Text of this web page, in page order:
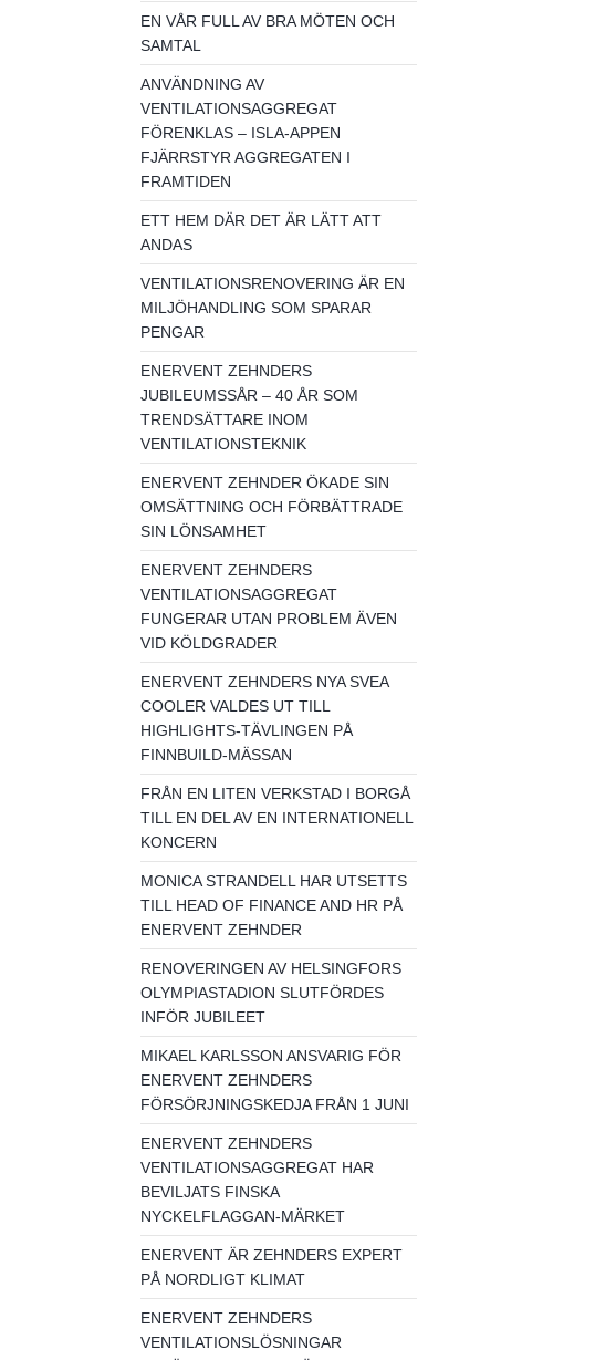
EN VÅR FULL AV BRA MÖTEN OCH
SAMTAL
ANVÄNDNING AV
VENTILATIONSAGGREGAT
FÖRENKLAS – ISLA-APPEN
FJÄRRSTYR AGGREGATEN I
FRAMTIDEN
ETT HEM DÄR DET ÄR LÄTT ATT
ANDAS
VENTILATIONSRENOVERING ÄR EN
MILJÖHANDLING SOM SPARAR
PENGAR
ENERVENT ZEHNDERS
JUBILEUMSSÅR – 40 ÅR SOM
TRENDSÄTTARE INOM
VENTILATIONSTEKNIK
ENERVENT ZEHNDER ÖKADE SIN
OMSÄTTNING OCH FÖRBÄTTRADE
SIN LÖNSAMHET
ENERVENT ZEHNDERS
VENTILATIONSAGGREGAT
FUNGERAR UTAN PROBLEM ÄVEN
VID KÖLDGRADER
ENERVENT ZEHNDERS NYA SVEA
COOLER VALDES UT TILL
HIGHLIGHTS-TÄVLINGEN PÅ
FINNBUILD-MÄSSAN
FRÅN EN LITEN VERKSTAD I BORGÅ
TILL EN DEL AV EN INTERNATIONELL
KONCERN
MONICA STRANDELL HAR UTSETTS
TILL HEAD OF FINANCE AND HR PÅ
ENERVENT ZEHNDER
RENOVERINGEN AV HELSINGFORS
OLYMPIASTADION SLUTFÖRDES
INFÖR JUBILEET
MIKAEL KARLSSON ANSVARIG FÖR
ENERVENT ZEHNDERS
FÖRSÖRJNINGSKEDJA FRÅN 1 JUNI
ENERVENT ZEHNDERS
VENTILATIONSAGGREGAT HAR
BEVILJATS FINSKA
NYCKELFLAGGAN-MÄRKET
ENERVENT ÄR ZEHNDERS EXPERT
PÅ NORDLIGT KLIMAT
ENERVENT ZEHNDERS
VENTILATIONSLÖSNINGAR